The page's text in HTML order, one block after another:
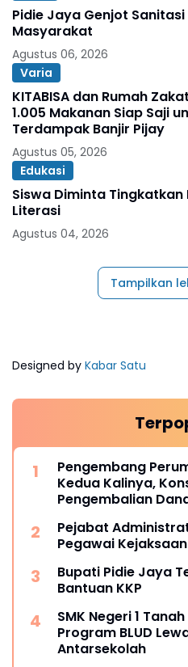
Pidie Jaya Genjot
Masyarakat
Agustus 06, 2026
Varia
KITABISA dan Rumah
1.005 Makanan Siap Saji
Terdampak Banjir Pijay
Agustus 05, 2026
Edukasi
Siswa Diminta Tingkatkan
Literasi
Agustus 04, 2026
Tampilkan
Designed by Kabar Satu
Pengembang
Kedua Kalinya,
Pengembalian
Pejabat
Pegawai
Bupati Pidie Jaya
Bantuan KKP
SMK Negeri 1
Program BLUD
Antarsekolah